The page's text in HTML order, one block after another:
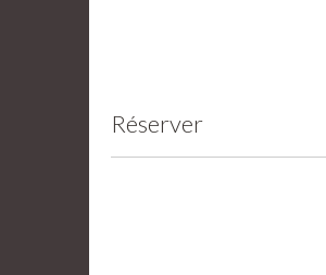
Réserver